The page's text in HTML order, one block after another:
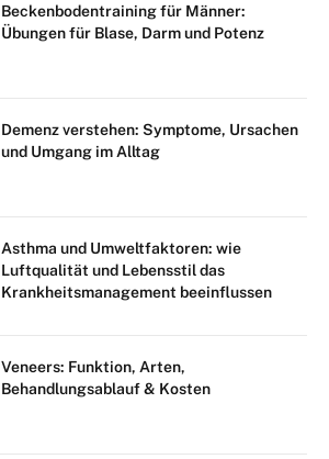
Beckenbodentraining für Männer:
Übungen für Blase, Darm und Potenz
Demenz verstehen: Symptome, Ursachen
und Umgang im Alltag
Asthma und Umweltfaktoren: wie
Luftqualität und Lebensstil das
Krankheitsmanagement beeinflussen
Veneers: Funktion, Arten,
Behandlungsablauf & Kosten